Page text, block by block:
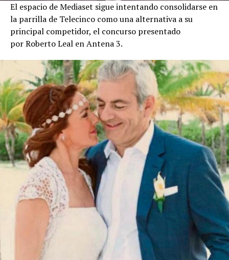
El espacio de Mediaset sigue intentando consolidarse en
la parrilla de Telecinco como una alternativa a su
principal competidor, el concurso presentado
por Roberto Leal en Antena 3.